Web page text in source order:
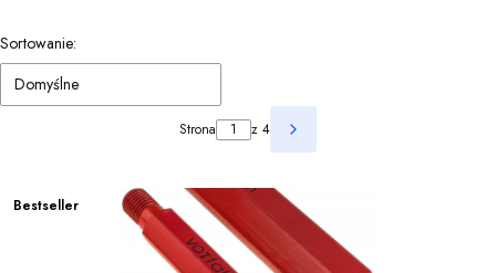
Lista produktów
Sortowanie:
Domyślne
Strona z 4 Następne produkty
Bestseller